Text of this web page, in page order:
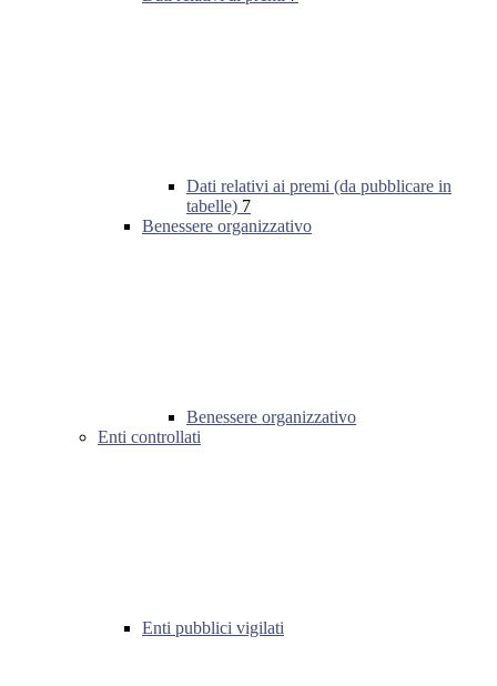
Dati relativi ai premi (da pubblicare in
tabelle) 7
Benessere organizzativo
Benessere organizzativo
Enti controllati
Enti pubblici vigilati